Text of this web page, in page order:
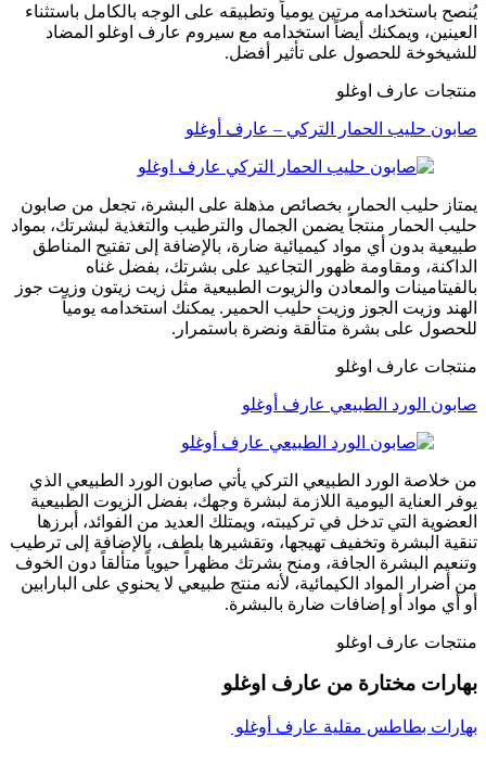
يُنصح باستخدامه مرتين يومياً وتطبيقه على الوجه بالكامل باستثناء
العينين، ويمكنك أيضاً استخدامه مع سيروم عارف اوغلو المضاد
للشيخوخة للحصول على تأثير أفضل.
منتجات عارف اوغلو
صابون حليب الحمار التركي – عارف أوغلو
يمتاز حليب الحمار، بخصائص مذهلة على البشرة، تجعل من صابون
حليب الحمار منتجاً يضمن الجمال والترطيب والتغذية لبشرتك، بمواد
طبيعية بدون أي مواد كيميائية ضارة، بالإضافة إلى تفتيح المناطق
الداكنة، ومقاومة ظهور التجاعيد على بشرتك، بفضل غناه
بالفيتامينات والمعادن والزيوت الطبيعية مثل زيت زيتون وزيت جوز
الهند وزيت الجوز وزيت حليب الحمير. يمكنك استخدامه يومياً
للحصول على بشرة متألقة ونضرة باستمرار.
منتجات عارف اوغلو
صابون الورد الطبيعي عارف أوغلو
من خلاصة الورد الطبيعي التركي يأتي صابون الورد الطبيعي الذي
يوفر العناية اليومية اللازمة لبشرة وجهك، بفضل الزيوت الطبيعية
العضوية التي تدخل في تركيبته، ويمتلك العديد من الفوائد، أبرزها
تنقية البشرة وتخفيف تهيجها، وتقشيرها بلطف، بالإضافة إلى ترطيب
وتنعيم البشرة الجافة، ومنح بشرتك مظهراً حيوياً متألقاً دون الخوف
من أضرار المواد الكيمائية، لأنه منتج طبيعي لا يحنوي على البارابين
أو أي مواد أو إضافات ضارة بالبشرة.
منتجات عارف اوغلو
بهارات مختارة من عارف اوغلو
بهارات بطاطس مقلية عارف أوغلو